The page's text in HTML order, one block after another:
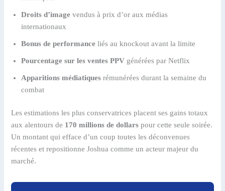
Droits d’image vendus à prix d’or aux médias
internationaux
Bonus de performance liés au knockout avant la limite
Pourcentage sur les ventes PPV générées par Netflix
Apparitions médiatiques rémunérées durant la semaine du
combat
Les estimations les plus conservatrices placent ses gains totaux
aux alentours de 170 millions de dollars pour cette seule soirée.
Un montant qui efface d’un coup toutes les déconvenues
récentes et repositionne Joshua comme un acteur majeur du
marché.